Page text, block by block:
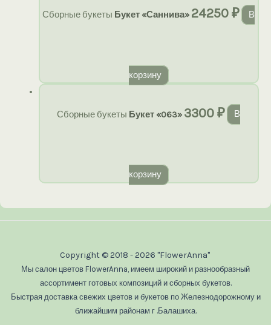
Сборные букеты Букет «Саннива» 24250₽ В
корзину
Сборные букеты Букет «063» 3300₽ В
корзину
Copyright © 2018 - 2026 "FlowerAnna"
Мы салон цветов FlowerAnna, имеем широкий и разнообразный
ассортимент готовых композиций и сборных букетов.
Быстрая доставка свежих цветов и букетов по Железнодорожному и
ближайшим районам г .Балашиха.